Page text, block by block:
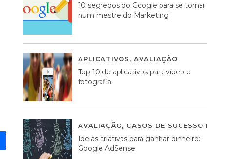
10 segredos do Google para se tornar
num mestre do Marketing
APLICATIVOS, AVALIAÇÃO
Top 10 de aplicativos para vídeo e
fotografia
AVALIAÇÃO, CASOS DE SUCESSO DE
Ideias criativas para ganhar dinheiro:
Google AdSense